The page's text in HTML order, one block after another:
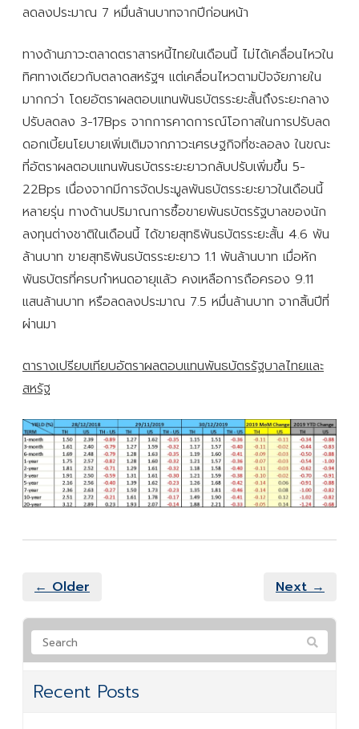
ลดลงประมาณ 7 หมื่นล้านบาทจากปีก่อนหน้า
ทางด้านภาวะตลาดตราสารหนี้ไทยในเดือนนี้ ไม่ได้เคลื่อนไหวใน
ทิศทางเดียวกับตลาดสหรัฐฯ แต่เคลื่อนไหวตามปัจจัยภายใน
มากกว่า โดยอัตราผลตอบแทนพันธบัตรระยะสั้นถึงระยะกลาง
ปรับลดลง 3-17Bps จากการคาดการณ์โอกาสในการปรับลด
ดอกเบี้ยนโยบายเพิ่มเติมจากภาวะเศรษฐกิจที่ชะลอลง ในขณะ
ที่อัตราผลตอบแทนพันธบัตรระยะยาวกลับปรับเพิ่มขึ้น 5-
22Bps เนื่องจากมีการจัดประมูลพันธบัตรระยะยาวในเดือนนี้
หลายรุ่น ทางด้านปริมาณการซื้อขายพันธบัตรรัฐบาลของนัก
ลงทุนต่างชาติในเดือนนี้ ได้ขายสุทธิพันธบัตรระยะสั้น 4.6 พัน
ล้านบาท ขายสุทธิพันธบัตรระยะยาว 1.1 พันล้านบาท เมื่อหัก
พันธบัตรที่ครบกำหนดอายุแล้ว คงเหลือการถือครอง 9.11
แสนล้านบาท หรือลดลงประมาณ 7.5 หมื่นล้านบาท จากสิ้นปีที่
ผ่านมา
ตารางเปรียบเทียบอัตราผลตอบแทนพันธบัตรรัฐบาลไทยและ
สหรัฐ
← Older Next →
Recent Posts